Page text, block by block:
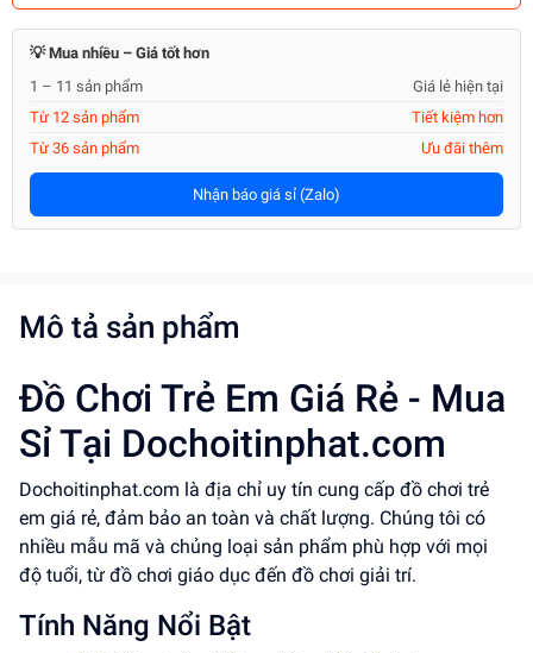
💡 Mua nhiều – Giá tốt hơn
1 – 11 sản phẩm
Giá lẻ hiện tại
Từ 12 sản phẩm
Tiết kiệm hơn
Từ 36 sản phẩm
Ưu đãi thêm
Nhận báo giá sỉ (Zalo)
Mô tả sản phẩm
Đồ Chơi Trẻ Em Giá Rẻ - Mua
Sỉ Tại Dochoitinphat.com
Dochoitinphat.com là địa chỉ uy tín cung cấp đồ chơi trẻ
em giá rẻ, đảm bảo an toàn và chất lượng. Chúng tôi có
nhiều mẫu mã và chủng loại sản phẩm phù hợp với mọi
độ tuổi, từ đồ chơi giáo dục đến đồ chơi giải trí.
Tính Năng Nổi Bật